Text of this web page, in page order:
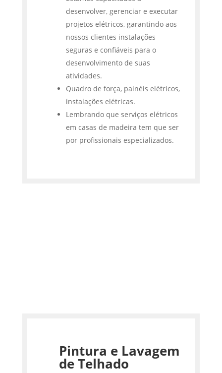
desenvolver, gerenciar e executar
projetos elétricos, garantindo aos
nossos clientes instalações
seguras e confiáveis para o
desenvolvimento de suas
atividades.
Quadro de força, painéis elétricos,
instalações elétricas.
Lembrando que serviços elétricos
em casas de madeira tem que ser
por profissionais especializados.
Pintura e Lavagem
de Telhado